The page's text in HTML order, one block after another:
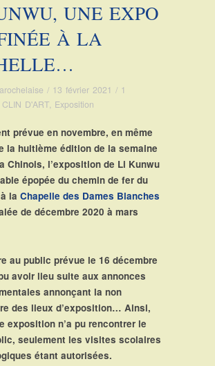
UNE EXPO
À LA
/ 13 février 2021 / 1
CLIN D'ART, Exposition
prévue en novembre, en même
la huitième édition de la semaine
Chinois, l’exposition de Li Kunwu
épopée du chemin de fer du
à la Chapelle des Dames Blanches
de décembre 2020 à mars
au public prévue le 16 décembre
avoir lieu suite aux annonces
annonçant la non
des lieux d’exposition… Ainsi,
exposition n’a pu rencontrer le
seulement les visites scolaires
étant autorisées.